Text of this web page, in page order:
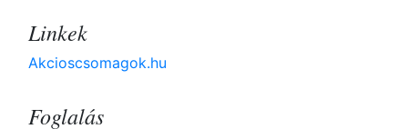
Linkek
Akcioscsomagok.hu
Foglalás